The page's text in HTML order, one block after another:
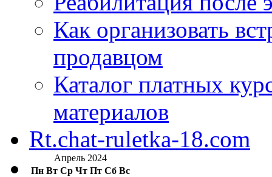
Как организовать
продавцом
Каталог платных
материалов
Rt.chat-ruletka-18.com
Апрель 2024
Пн Вт Ср Чт Пт Сб Вс